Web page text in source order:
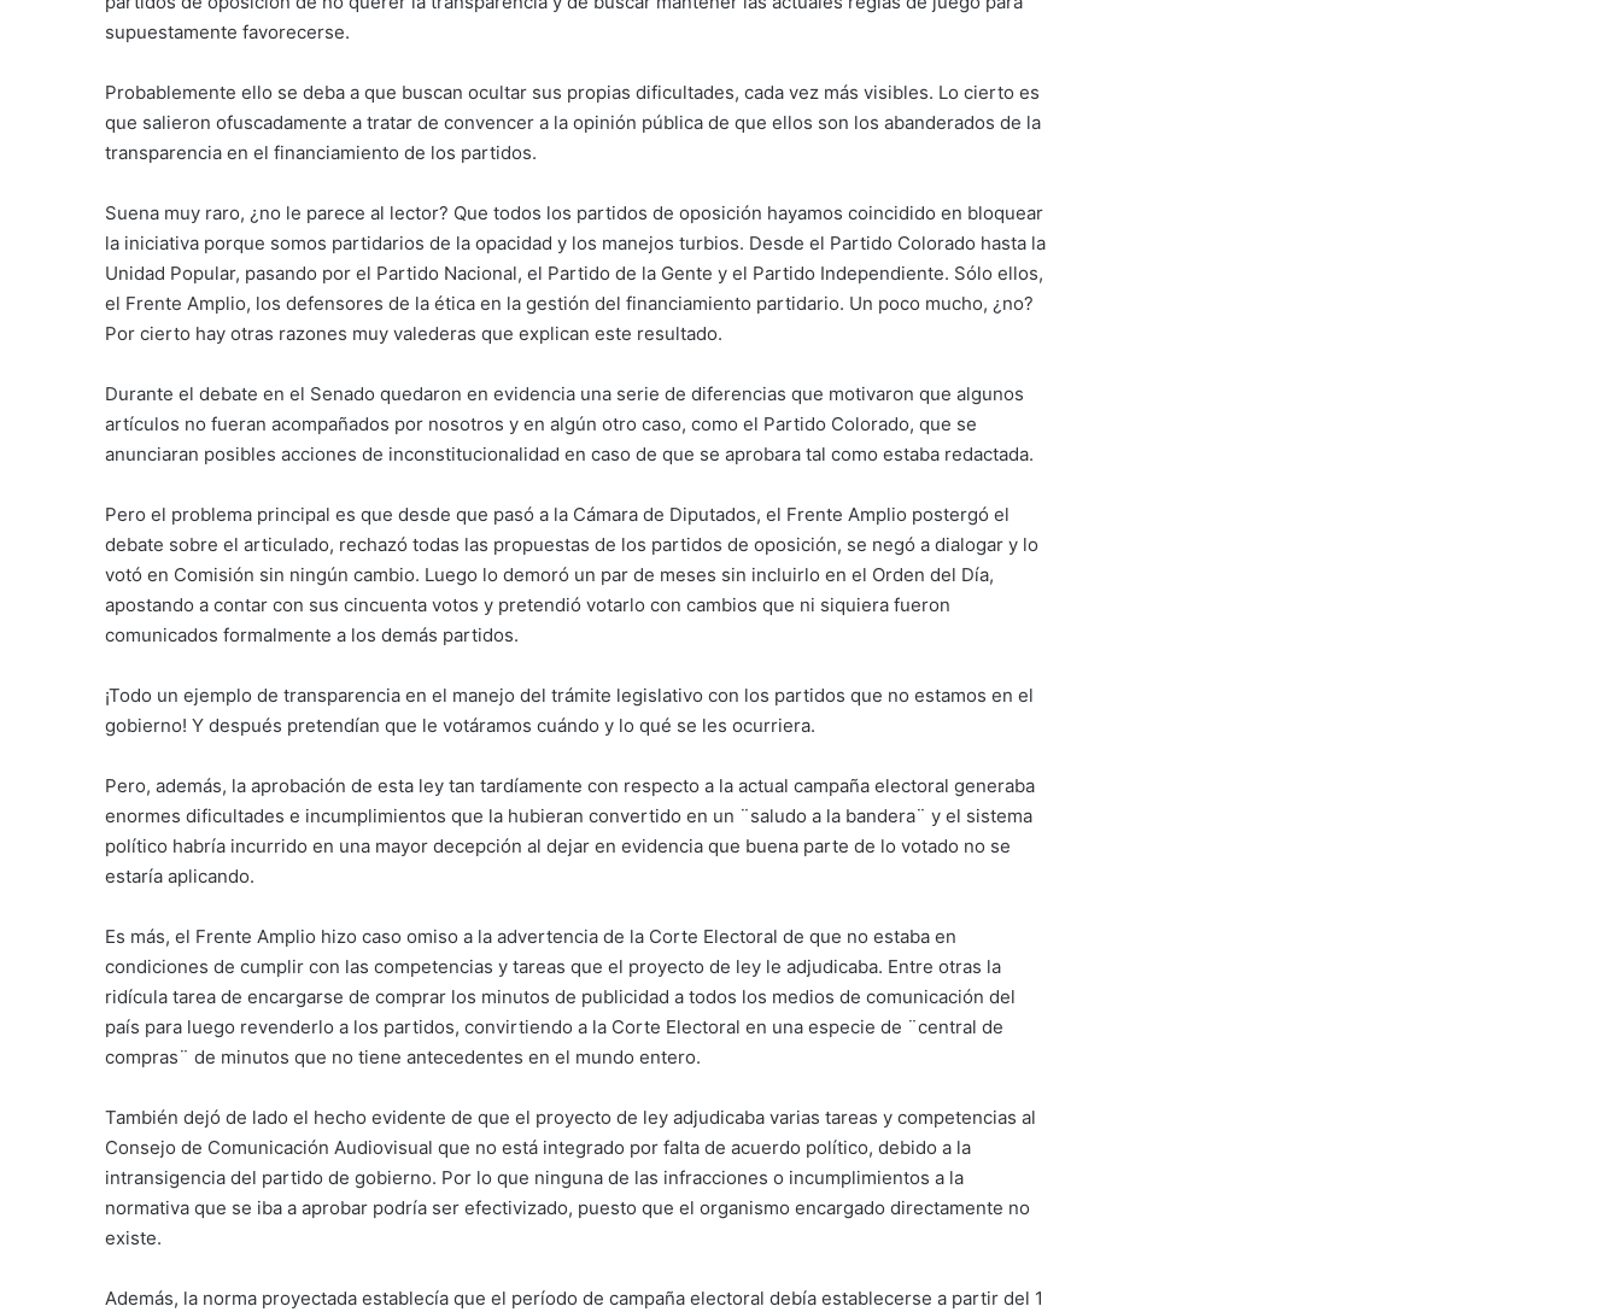
supuestamente favorecerse.
Probablemente ello se deba a que buscan ocultar sus propias dificultades, cada vez más visibles. Lo cierto es
que salieron ofuscadamente a tratar de convencer a la opinión pública de que ellos son los abanderados de la
transparencia en el financiamiento de los partidos.
Suena muy raro, ¿no le parece al lector? Que todos los partidos de oposición hayamos coincidido en bloquear
la iniciativa porque somos partidarios de la opacidad y los manejos turbios. Desde el Partido Colorado hasta la
Unidad Popular, pasando por el Partido Nacional, el Partido de la Gente y el Partido Independiente. Sólo ellos,
el Frente Amplio, los defensores de la ética en la gestión del financiamiento partidario. Un poco mucho, ¿no?
Por cierto hay otras razones muy valederas que explican este resultado.
Durante el debate en el Senado quedaron en evidencia una serie de diferencias que motivaron que algunos
artículos no fueran acompañados por nosotros y en algún otro caso, como el Partido Colorado, que se
anunciaran posibles acciones de inconstitucionalidad en caso de que se aprobara tal como estaba redactada.
Pero el problema principal es que desde que pasó a la Cámara de Diputados, el Frente Amplio postergó el
debate sobre el articulado, rechazó todas las propuestas de los partidos de oposición, se negó a dialogar y lo
votó en Comisión sin ningún cambio. Luego lo demoró un par de meses sin incluirlo en el Orden del Día,
apostando a contar con sus cincuenta votos y pretendió votarlo con cambios que ni siquiera fueron
comunicados formalmente a los demás partidos.
¡Todo un ejemplo de transparencia en el manejo del trámite legislativo con los partidos que no estamos en el
gobierno! Y después pretendían que le votáramos cuándo y lo qué se les ocurriera.
Pero, además, la aprobación de esta ley tan tardíamente con respecto a la actual campaña electoral generaba
enormes dificultades e incumplimientos que la hubieran convertido en un ¨saludo a la bandera¨ y el sistema
político habría incurrido en una mayor decepción al dejar en evidencia que buena parte de lo votado no se
estaría aplicando.
Es más, el Frente Amplio hizo caso omiso a la advertencia de la Corte Electoral de que no estaba en
condiciones de cumplir con las competencias y tareas que el proyecto de ley le adjudicaba. Entre otras la
ridícula tarea de encargarse de comprar los minutos de publicidad a todos los medios de comunicación del
país para luego revenderlo a los partidos, convirtiendo a la Corte Electoral en una especie de ¨central de
compras¨ de minutos que no tiene antecedentes en el mundo entero.
También dejó de lado el hecho evidente de que el proyecto de ley adjudicaba varias tareas y competencias al
Consejo de Comunicación Audiovisual que no está integrado por falta de acuerdo político, debido a la
intransigencia del partido de gobierno. Por lo que ninguna de las infracciones o incumplimientos a la
normativa que se iba a aprobar podría ser efectivizado, puesto que el organismo encargado directamente no
existe.
Además, la norma proyectada establecía que el período de campaña electoral debía establecerse a partir del 1